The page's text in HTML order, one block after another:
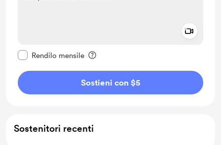
Rendilo mensile
Sostieni con $5
Sostenitori recenti